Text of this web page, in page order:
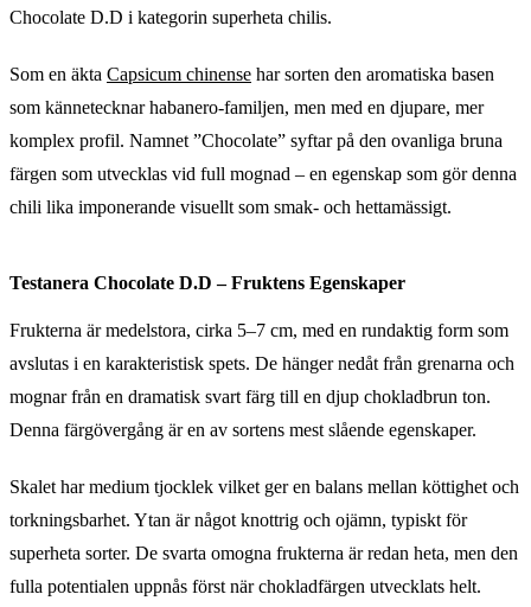
Chocolate D.D i kategorin superheta chilis.
Som en äkta Capsicum chinense har sorten den aromatiska basen
som kännetecknar habanero-familjen, men med en djupare, mer
komplex profil. Namnet ”Chocolate” syftar på den ovanliga bruna
färgen som utvecklas vid full mognad – en egenskap som gör denna
chili lika imponerande visuellt som smak- och hettamässigt.
Testanera Chocolate D.D – Fruktens Egenskaper
Frukterna är medelstora, cirka 5–7 cm, med en rundaktig form som
avslutas i en karakteristisk spets. De hänger nedåt från grenarna och
mognar från en dramatisk svart färg till en djup chokladbrun ton.
Denna färgövergång är en av sortens mest slående egenskaper.
Skalet har medium tjocklek vilket ger en balans mellan köttighet och
torkningsbarhet. Ytan är något knottrig och ojämn, typiskt för
superheta sorter. De svarta omogna frukterna är redan heta, men den
fulla potentialen uppnås först när chokladfärgen utvecklats helt.